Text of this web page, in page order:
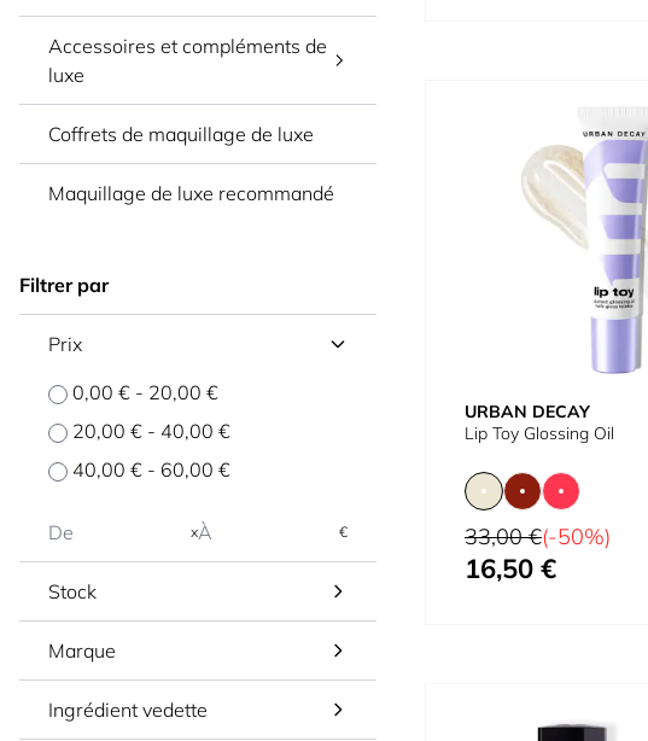
Accessoires et compléments de
luxe
Coffrets de maquillage de luxe
Maquillage de luxe recommandé
Filtrer par
Prix
0,00 € - 20,00 €
20,00 € - 40,00 €
40,00 € - 60,00 €
x €
Stock
Marque
Ingrédient vedette
URBAN DECAY
Lip Toy Glossing Oil
Prix normal
33,00 €(-50%)
À partir de
16,50 €